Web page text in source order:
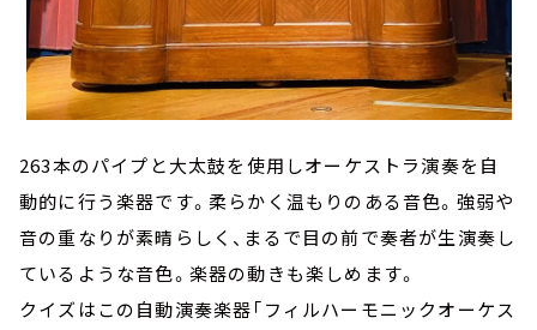
263本のパイプと大太鼓を使用しオーケストラ演奏を自
動的に行う楽器です。柔らかく温もりのある音色。強弱や
音の重なりが素晴らしく、まるで目の前で奏者が生演奏し
ているような音色。楽器の動きも楽しめます。
クイズはこの自動演奏楽器「フィルハーモニックオーケス